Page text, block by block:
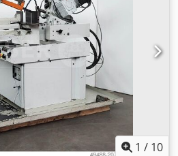
1 / 10